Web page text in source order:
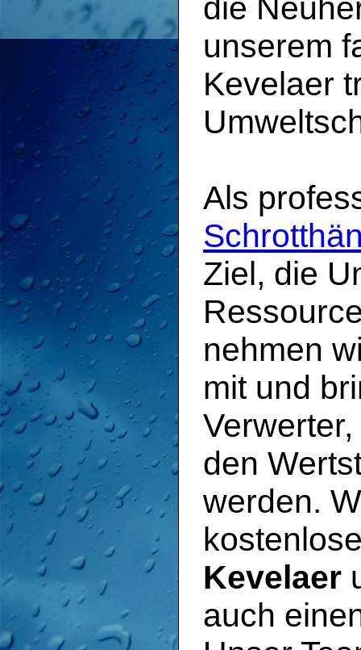
die
unserem
Kevelaer
Als
Ziel, die
nehmen
mit und
den
werden.
Kevelaer
auch